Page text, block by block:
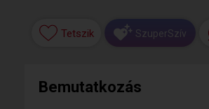
Tetszik SzuperSzív
Bemutatkozás